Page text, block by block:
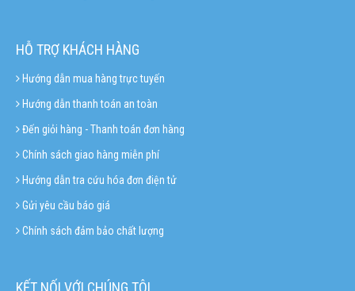
HỖ TRỢ KHÁCH HÀNG
Hướng dẫn mua hàng trực tuyến
Hướng dẫn thanh toán an toàn
Đến giỏi hàng - Thanh toán đơn hàng
Chính sách giao hàng miễn phí
Hướng dẫn tra cứu hóa đơn điện tử
Gửi yêu cầu báo giá
Chính sách đảm bảo chất lượng
KẾT NỐI VỚI CHÚNG TÔI